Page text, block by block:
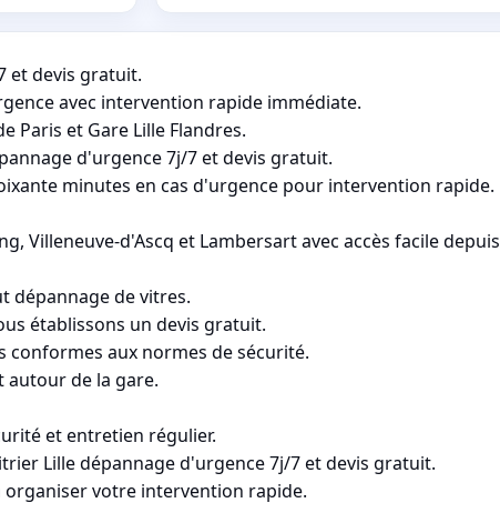
et devis gratuit.
avec intervention rapide immédiate.
Paris et Gare Lille Flandres.
d'urgence 7j/7 et devis gratuit.
minutes en cas d'urgence pour intervention rapide.
Villeneuve-d'Ascq et Lambersart avec accès facile depuis
dépannage de vitres.
établissons un devis gratuit.
conformes aux normes de sécurité.
autour de la gare.
et entretien régulier.
Lille dépannage d'urgence 7j/7 et devis gratuit.
organiser votre intervention rapide.